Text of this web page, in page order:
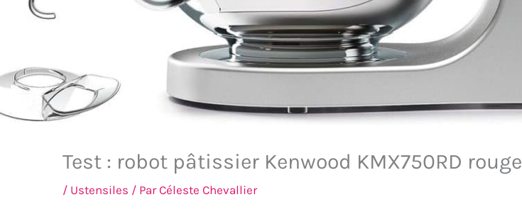
Test : robot pâtissier Kenwood KMX750RD rouge
/ Ustensiles / ParCéleste Chevallier